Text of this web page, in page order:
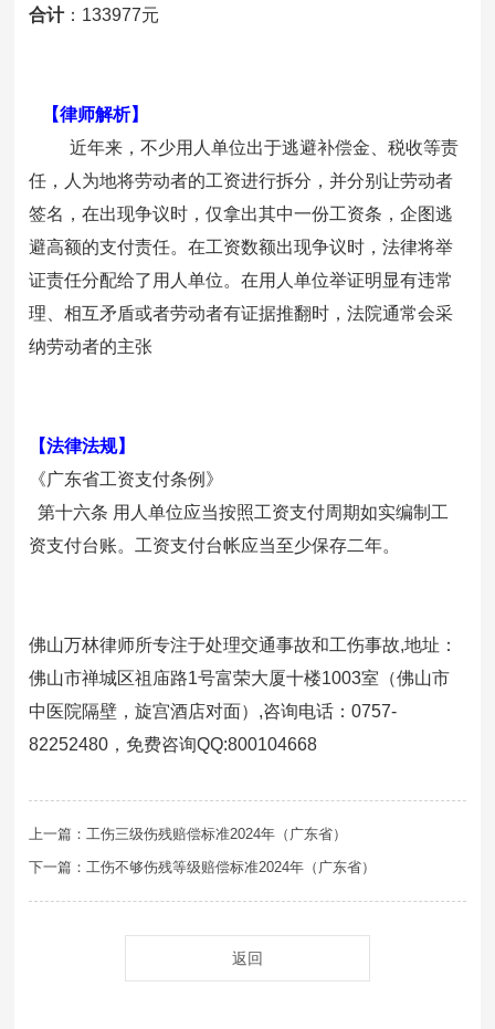
合计： 133977元
【律师解析】
近年来，不少用人单位出于逃避补偿金、税收等责
任，人为地将劳动者的工资进行拆分，并分别让劳动者
签名，在出现争议时，仅拿出其中一份工资条，企图逃
避高额的支付责任。在工资数额出现争议时，法律将举
证责任分配给了用人单位。在用人单位举证明显有违常
理、相互矛盾或者劳动者有证据推翻时，法院通常会采
纳劳动者的主张
【法律法规】
《广东省工资支付条例》
第十六条 用人单位应当按照工资支付周期如实编制工
资支付台账。工资支付台帐应当至少保存二年。
佛山万林律师所专注于处理交通事故和工伤事故,地址：
佛山市禅城区祖庙路1号富荣大厦十楼1003室（佛山市
中医院隔壁，旋宫酒店对面）,咨询电话：0757-
82252480，免费咨询QQ:800104668
上一篇：工伤三级伤残赔偿标准2024年（广东省）
下一篇：工伤不够伤残等级赔偿标准2024年（广东省）
返回